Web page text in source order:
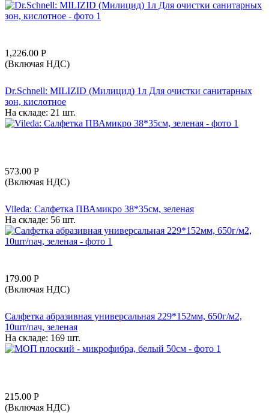
1,226.00 Р
(Включая НДС)
Dr.Schnell: MILIZID (Милицид) 1л Для очистки санитарных
зон, кислотное
На складе: 21 шт.
573.00 Р
(Включая НДС)
Vileda: Салфетка ПВАмикро 38*35см, зеленая
На складе: 56 шт.
179.00 Р
(Включая НДС)
Салфетка абразивная универсальная 229*152мм, 650г/м2,
10шт/пач, зеленая
На складе: 169 шт.
215.00 Р
(Включая НДС)